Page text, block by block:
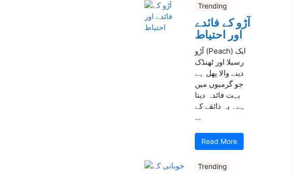
Trending
آڑو کے فائدے
اور احتیاط
آڑو (Peach) ایک
رسیلا اور ٹھنڈک
دینے والا پھل ہے
جو گرمیوں میں
بہت فائدہ دیتا
ہے۔ یہ ذائقے کے
...
Read More
Trending